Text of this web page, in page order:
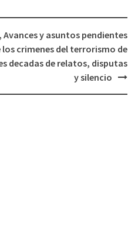
el
volumen.
y asuntos pendientes
crimenes del terrorismo de
decadas de relatos, disputas
y silencio